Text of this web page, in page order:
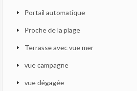
Portail automatique
Proche de la plage
Terrasse avec vue mer
vue campagne
vue dégagée